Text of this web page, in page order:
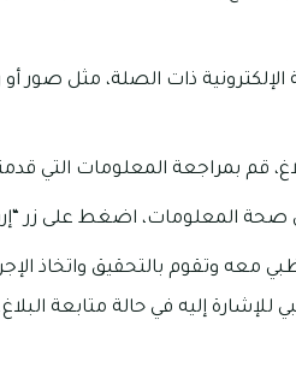
ذات الصلة، مثل صور
قم بمراجعة المعلومات التي
صحة المعلومات، اضغط على زر
معه وتقوم بالتحقيق واتخاذ
إليه في حالة متابعة البلاغ.